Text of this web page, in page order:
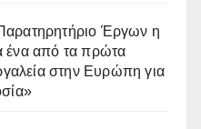
Έργων η
ένα από τα πρώτα
στην Ευρώπη για